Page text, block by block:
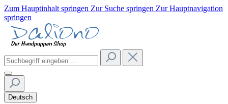
Zum Hauptinhalt springen Zur Suche springen Zur Hauptnavigation
springen
Deutsch